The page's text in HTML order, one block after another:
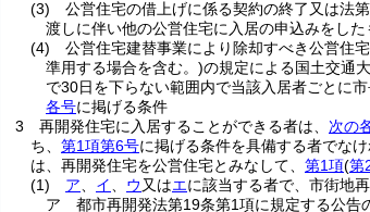
(3)
公営住宅の借上げに係る契約の終了又は法
渡しに伴い他の公営住宅に入居の申込みをし
(4)
公営住宅建替事業により除却すべき公営住
準用する場合を含む。)の規定による国土交通
で30日を下らない範囲内で当該入居者ごとに
各号に掲げる条件
3
再開発住宅に入居することができる者は、 次の
ち、 第1項第6号に掲げる条件を具備する者でなけ
は、再開発住宅を公営住宅とみなして、 第1項(第
(1)
ア イ ウ 又はエに該当する者で、市街地
ア
都市再開発法第19条第1項に規定する公告